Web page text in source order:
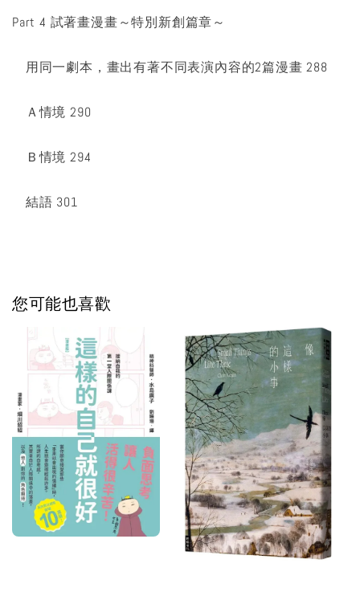
Part 4 試著畫漫畫～特別新創篇章～
用同一劇本，畫出有著不同表演內容的2篇漫畫 288
Ａ情境 290
Ｂ情境 294
結語 301
您可能也喜歡